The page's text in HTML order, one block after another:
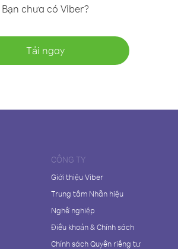
Bạn chưa có Viber?
Tải ngay
CÔNG TY
Giới thiệu Viber
Trung tâm Nhãn hiệu
Nghề nghiệp
Điều khoản & Chính sách
Chính sách Quyền riêng tư